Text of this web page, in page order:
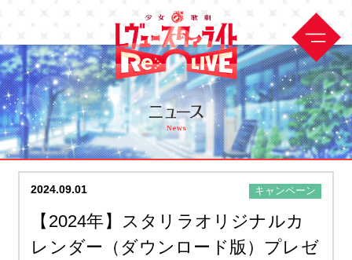
2024.09.01 キャンペーン
【2024年】スタリラオリジナルカ
レンダー（ダウンロード版）プレゼ